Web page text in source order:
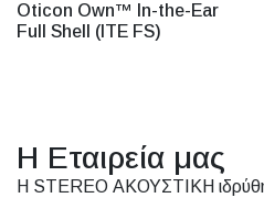
Oticon Own™ In-the-Ear
Full Shell (ITE FS)
Η Εταιρεία μας
Η STEREO ΑΚΟΥΣΤΙΚΗ